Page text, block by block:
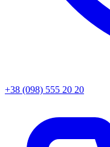
+38 (098) 555 20 20